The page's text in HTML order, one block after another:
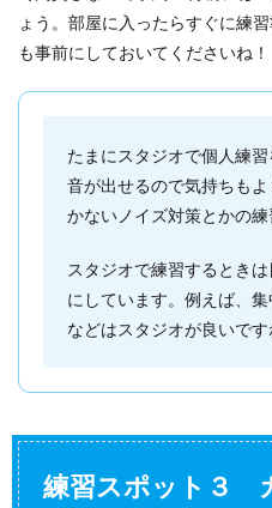
ょう。部屋に入ったらすぐに練
も事前にしておいてくださいね！
たまにスタジオで個人練
音が出せるので気持ちも
かないノイズ対策とかの練
スタジオで練習するとき
にしています。例えば、
などはスタジオが良いです
練習スポット３